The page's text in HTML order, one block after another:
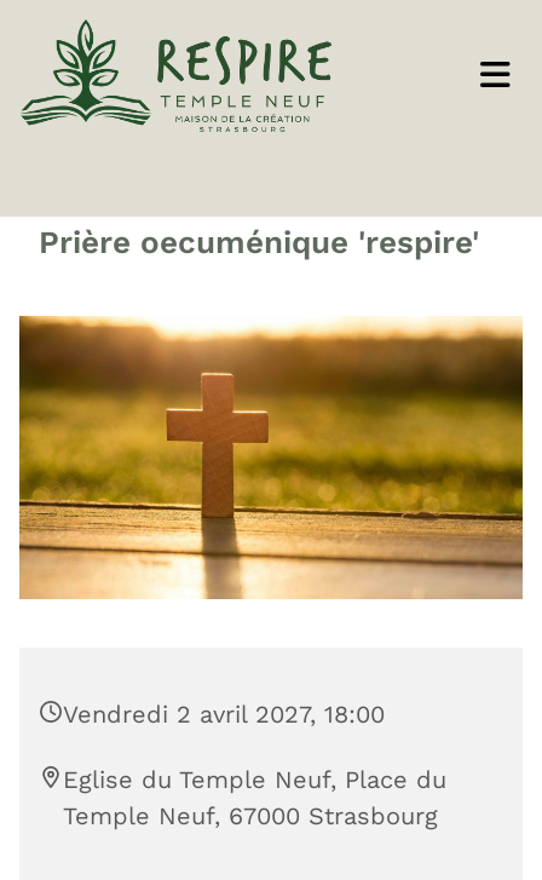
Prière oecuménique 'respire'
Vendredi 2 avril 2027, 18:00
Eglise du Temple Neuf, Place du
Temple Neuf, 67000 Strasbourg